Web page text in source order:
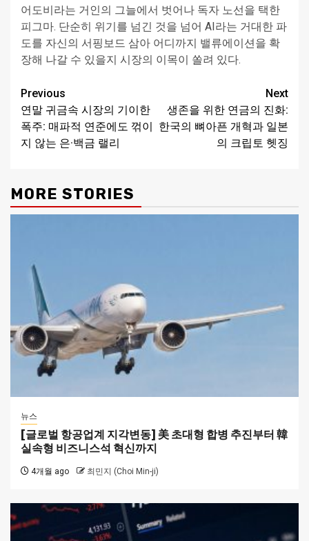
어도비라는 거인의 그늘에서 벗어나 독자 노선을 택한
피그마. 단순히 위기를 넘긴 것을 넘어 AI라는 거대한 파
도를 자신의 서핑보드 삼아 어디까지 밸류에이션을 확
장해 나갈 수 있을지 시장의 이목이 쏠려 있다.
Continue
Reading
Previous
연말 귀금속 시장의 기이한
폭주: 매파적 연준에도 꺾이
지 않는 은·백금 랠리
Next
생존을 위한 연금의 진화:
한국의 뼈아픈 개혁과 일본
의 크립토 헷징
MORE STORIES
뉴스
[글로벌 항공업계 지각변동] 美 초대형 합병 추진부터 韓
실속형 비즈니스석 혁신까지
4개월 ago 최민지 (Choi Min-ji)